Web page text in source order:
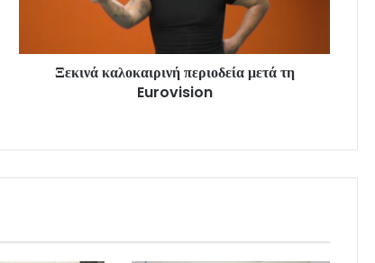
Ξεκινά καλοκαιρινή περιοδεία μετά τη
Eurovision